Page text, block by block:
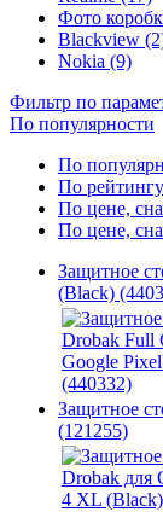
Фото
Blackview
Nokia (9)
Фильтр по
По популярности
По
По рейтингу
По цене,
По цене,
Защитное
(Black)
Защитное
(121255)